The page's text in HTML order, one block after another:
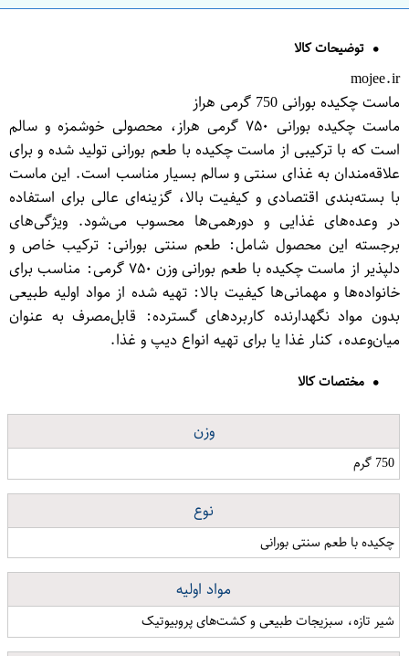
توضیحات کالا
mojee.ir
ماست چکیده بورانی 750 گرمی هراز
ماست چکیده بورانی ۷۵۰ گرمی هراز، محصولی خوشمزه و سالم
است که با ترکیبی از ماست چکیده با طعم بورانی تولید شده و برای
علاقه‌مندان به غذای سنتی و سالم بسیار مناسب است. این ماست
با بسته‌بندی اقتصادی و کیفیت بالا، گزینه‌ای عالی برای استفاده
در وعده‌های غذایی و دورهمی‌ها محسوب می‌شود. ویژگی‌های
برجسته این محصول شامل: طعم سنتی بورانی: ترکیب خاص و
دلپذیر از ماست چکیده با طعم بورانی وزن ۷۵۰ گرمی: مناسب برای
خانواده‌ها و مهمانی‌ها کیفیت بالا: تهیه شده از مواد اولیه طبیعی
بدون مواد نگهدارنده کاربردهای گسترده: قابل‌مصرف به عنوان
میان‌وعده، کنار غذا یا برای تهیه انواع دیپ و غذا.
مختصات کالا
وزن
750 گرم
نوع
چکیده با طعم سنتی بورانی
مواد اولیه
شیر تازه، سبزیجات طبیعی و کشت‌های پروبیوتیک